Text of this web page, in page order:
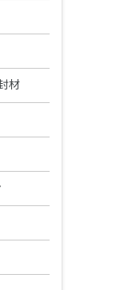
の検索
ーズ
ーズ
イン
ンク
ンク
20°臼
歯/
ル
材
マー
）
ナ
ズ